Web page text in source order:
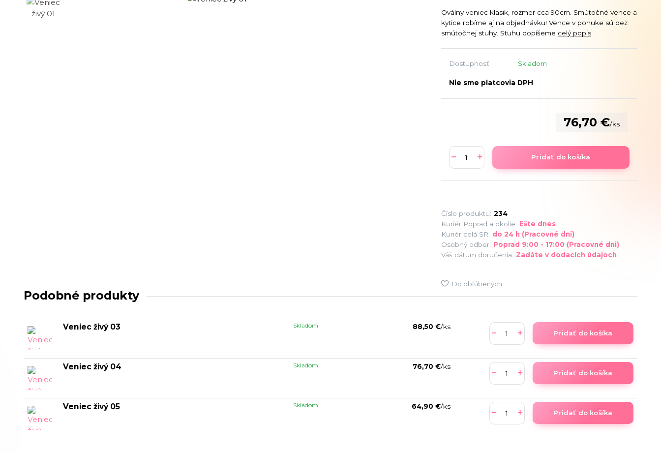
Oválny veniec klasik, rozmer cca 90cm. Smútočné vence a
kytice robíme aj na objednávku! Vence v ponuke sú bez
smútočnej stuhy. Stuhu dopíšeme celý popis
Dostupnosť Skladom
Nie sme platcovia DPH
76,70 €/ks
Pridať do košíka
Číslo produktu: 234
Kuriér Poprad a okolie: Ešte dnes
Kuriér celá SR: do 24 h (Pracovné dni)
Osobný odber: Poprad 9:00 - 17:00 (Pracovné dni)
Váš dátum doručenia: Zadáte v dodacích údajoch
Do obľúbených
Podobné produkty
Veniec živý 03 88,50 €/ks
Skladom
Pridať do košíka
Veniec živý 04 76,70 €/ks
Skladom
Pridať do košíka
Veniec živý 05 64,90 €/ks
Skladom
Pridať do košíka